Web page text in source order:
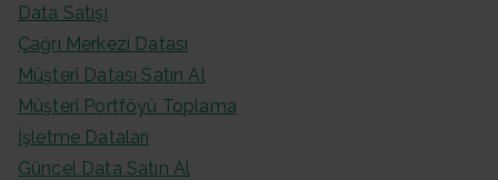
Data Satışı
Çağrı Merkezi Datası
Müşteri Datası Satın Al
Müşteri Portföyü Toplama
İşletme Dataları
Güncel Data Satın Al